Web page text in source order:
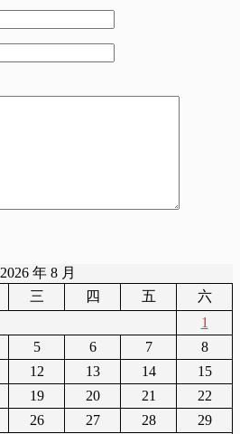
2026 年 8 月
三 四 五
六
1
5 6 7
8
12 13 14
15
19 20 21
22
26 27 28 29